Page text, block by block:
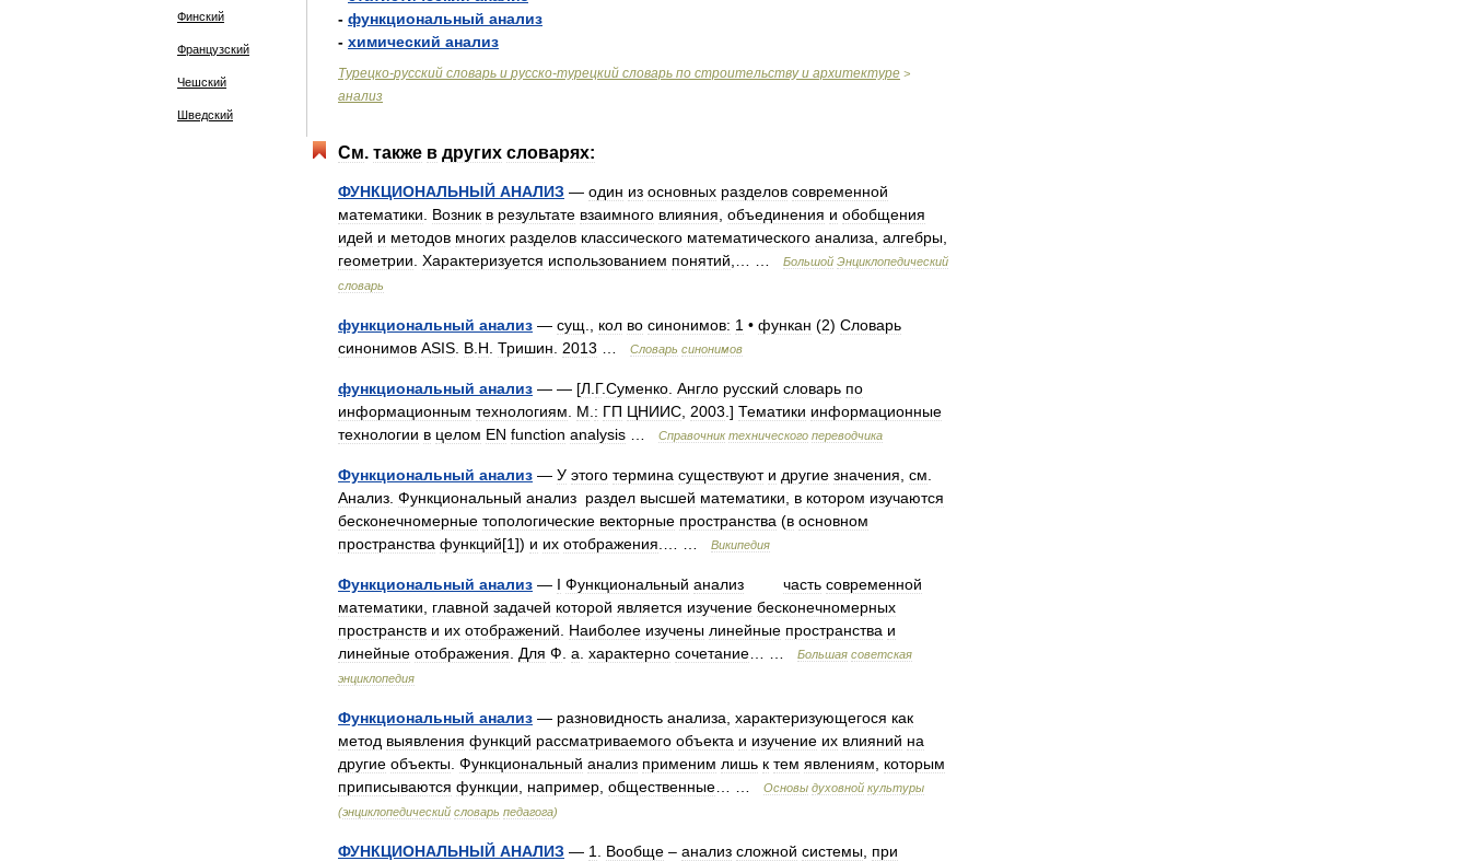
Финский
Французский
Чешский
Шведский
- функциональный анализ
- химический анализ
Турецко-русский словарь и русско-турецкий словарь по строительству и архитектуре >
анализ
См. также в других словарях:
ФУНКЦИОНАЛЬНЫЙ АНАЛИЗ — один из основных разделов современной
математики
Возник в результате взаимного влияния объединения и обобщения
идей и методов многих разделов классического математического анализа алгебры
геометрии Характеризуется использованием понятий Большой Энциклопедический
словарь
функциональный анализ — сущ кол во синонимов: 1 • функан (2) Словарь
синонимов ASIS В Н Тришин 2013 Словарь синонимов
функциональный анализ — — [Л Г.Суменко Англо русский словарь по
информационным технологиям М : ГП ЦНИИС 2003 .] Тематики информационные
технологии в целом EN function analysis Справочник технического переводчика
Функциональный анализ — У этого термина существуют и другие значения см
Анализ Функциональный анализ раздел высшей математики в котором изучаются
бесконечномерные топологические векторные пространства (в основном
пространства функций[1]) и их отображения Википедия
Функциональный анализ — I Функциональный анализ часть современной
математики
главной задачей которой является изучение бесконечномерных
пространств и их отображений Наиболее изучены линейные пространства и
линейные отображения Для Ф а характерно сочетание Большая советская
энциклопедия
Функциональный анализ — разновидность анализа характеризующегося как
метод выявления функций рассматриваемого объекта и изучение их влияний на
другие объекты Функциональный анализ применим лишь к тем явлениям
которым
приписываются функции например общественные Основы духовной культуры
(энциклопедический словарь педагога)
ФУНКЦИОНАЛЬНЫЙ АНАЛИЗ — 1 Вообще – анализ сложной системы при